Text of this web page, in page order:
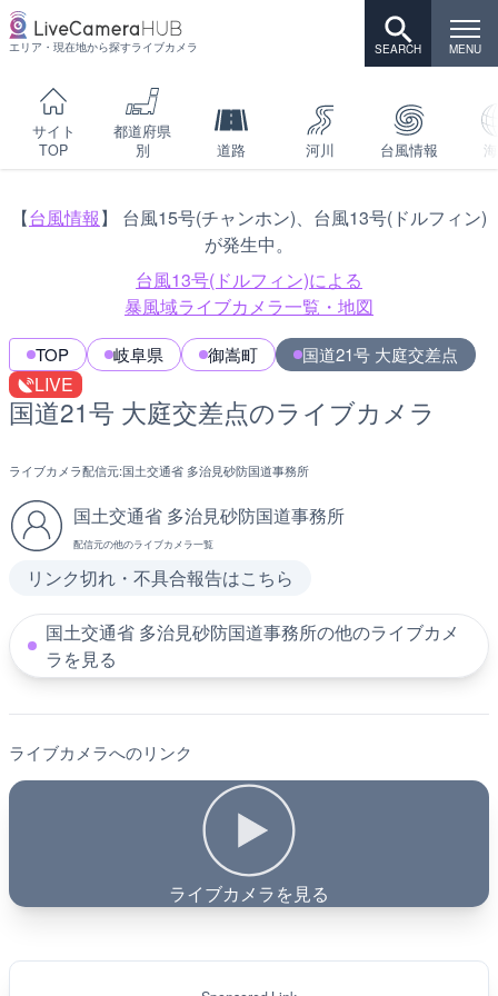
エリア・現在地から探すライブカメラ
サイト
TOP
都道府県
別
道路 河川 台風情報
【台風情報】 台風15号(チャンホン)、台風13号(ドルフィン)
が発生中。
台風13号(ドルフィン)による
暴風域ライブカメラ一覧・地図
TOP 岐阜県 御嵩町 国道21号 大庭交差点
LIVE
国道21号 大庭交差点のライブカメラ
ライブカメラ配信元:国土交通省 多治見砂防国道事務所
国土交通省 多治見砂防国道事務所
配信元の他のライブカメラ一覧
リンク切れ・不具合報告はこちら
国土交通省 多治見砂防国道事務所の他のライブカメ
ラを見る
ライブカメラへのリンク
ライブカメラを見る